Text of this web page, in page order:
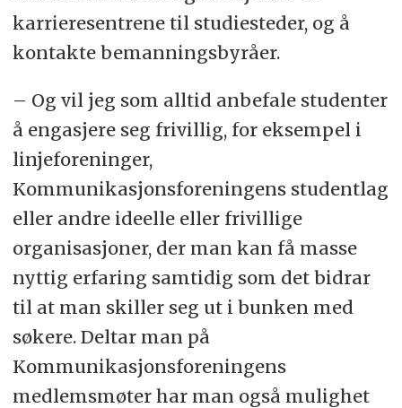
er viktig og god erfaring å vise til i
en CV og jobbintervjuet.
Spør om du kan øke stillingen til
sommeren.
Hva om du ikke får deg
sommerjobb? - jobb gjerne
frivillig. Dette viser stor vilje til å
utføre arbeid, du knytter kontakter
og får verdifull arbeidserfaring.
karrieresentrene til studiesteder, og å
kontakte bemanningsbyråer.
– Og vil jeg som alltid anbefale studenter
å engasjere seg frivillig, for eksempel i
linjeforeninger,
Kommunikasjonsforeningens studentlag
eller andre ideelle eller frivillige
organisasjoner, der man kan få masse
nyttig erfaring samtidig som det bidrar
til at man skiller seg ut i bunken med
søkere. Deltar man på
Kommunikasjonsforeningens
medlemsmøter har man også mulighet